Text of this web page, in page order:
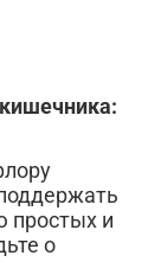
простых и
о